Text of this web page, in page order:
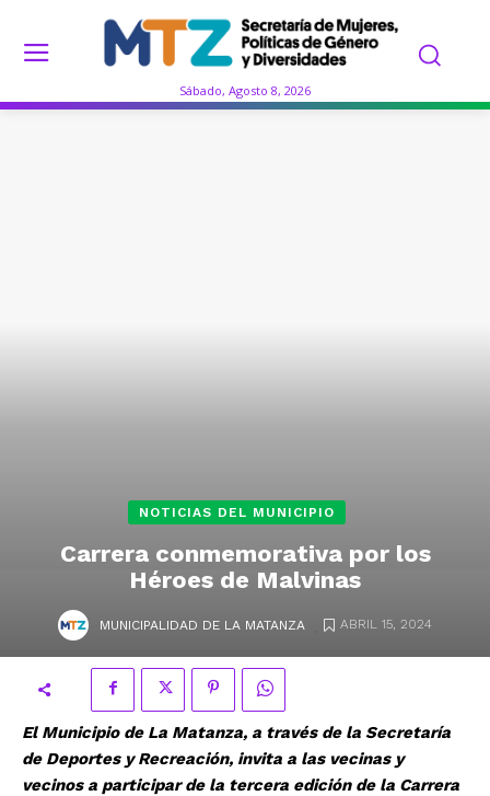
Sábado, Agosto 8, 2026
NOTICIAS DEL MUNICIPIO
Carrera conmemorativa por los
Héroes de Malvinas
MUNICIPALIDAD DE LA MATANZA ABRIL 15, 2024
El Municipio de La Matanza, a través de la Secretaría
de Deportes y Recreación, invita a las vecinas y
vecinos a participar de la tercera edición de la Carrera